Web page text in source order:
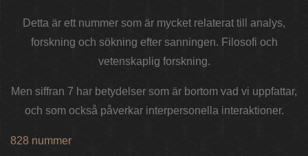
Detta är ett nummer som är mycket relaterat till analys,
forskning och sökning efter sanningen. Filosofi och
vetenskaplig forskning.
Men siffran 7 har betydelser som är bortom vad vi uppfattar,
och som också påverkar interpersonella interaktioner.
828 nummer